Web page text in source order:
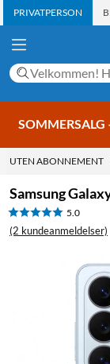
PRIVATPERSON
SOMMERSALG
UTEN ABONNEMENT
Samsung
5.0
(2 kundeanmeldelser)